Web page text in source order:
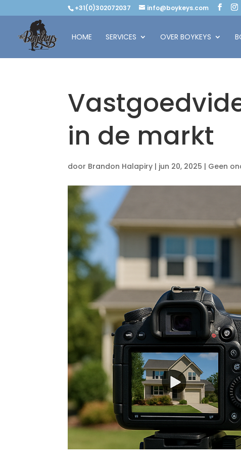
+31(0)302072037 info@boykeys.com
HOME SERVICES OVER BOYKEYS
in de markt
door Brandon Halapiry | jun 20, 2025 | Geen